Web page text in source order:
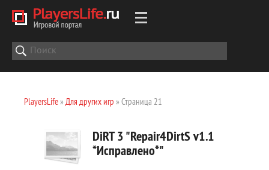
PlayersLife» Для других игр » Страница 21
DiRT 3 "Repair4DirtS v1.1
*Исправлено*"